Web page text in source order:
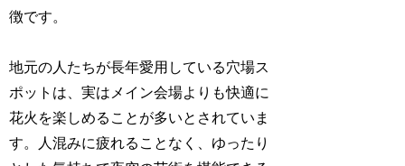
徴です。
地元の人たちが長年愛用している穴場ス
ポットは、実はメイン会場よりも快適に
花火を楽しめることが多いとされていま
す。人混みに疲れることなく、ゆったり